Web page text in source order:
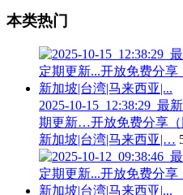
本类热门
2025-10-15_12:38:29_
期更新…开放免费分享（
新加坡|台湾|马来西亚|…